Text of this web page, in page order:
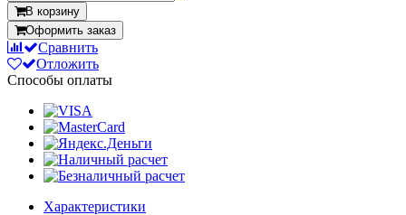
В корзину
Оформить заказ
Сравнить
Отложить
Способы оплаты
Характеристики